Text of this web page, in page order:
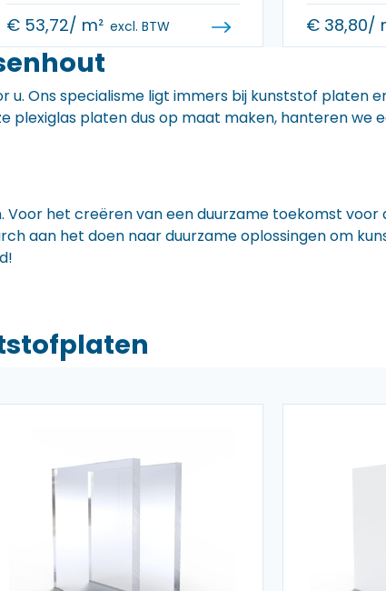
€53,72/ m² excl. BTW € 38,80/
Ons specialisme ligt immers bij kunststof platen
plexiglas platen dus op maat maken, hanteren we
het creëren van een duurzame toekomst voor
aan het doen naar duurzame oplossingen om